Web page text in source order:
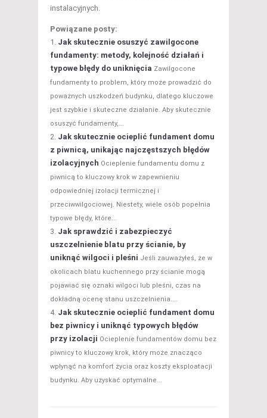
instalacyjnych.
Powiązane posty:
Jak skutecznie osuszyć zawilgocone
fundamenty: metody, kolejność działań i
typowe błędy do uniknięcia Zawilgocone
fundamenty to problem, który może prowadzić do
poważnych uszkodzeń budynku, dlatego kluczowe
jest szybkie i skuteczne działanie. Aby skutecznie
osuszyć fundamenty,...
Jak skutecznie ocieplić fundament domu
z piwnicą, unikając najczęstszych błędów
izolacyjnych Ocieplenie fundamentu domu z
piwnicą to kluczowy krok w zapewnieniu
odpowiedniej izolacji termicznej i
przeciwwilgociowej. Niestety, wiele osób popełnia
typowe błędy, które...
Jak sprawdzić i zabezpieczyć
uszczelnienie blatu przy ścianie, by
uniknąć wilgoci i pleśni Jeśli zauważyłeś, że w
okolicach blatu kuchennego przy ścianie mogą
pojawiać się oznaki wilgoci lub pleśni, czas na
dokładną ocenę stanu uszczelnienia....
Jak skutecznie ocieplić fundament domu
bez piwnicy i uniknąć typowych błędów
przy izolacji Ocieplenie fundamentów domu bez
piwnicy to kluczowy krok, który może znacząco
wpłynąć na komfort życia oraz koszty eksploatacji
budynku. Aby uzyskać optymalne...